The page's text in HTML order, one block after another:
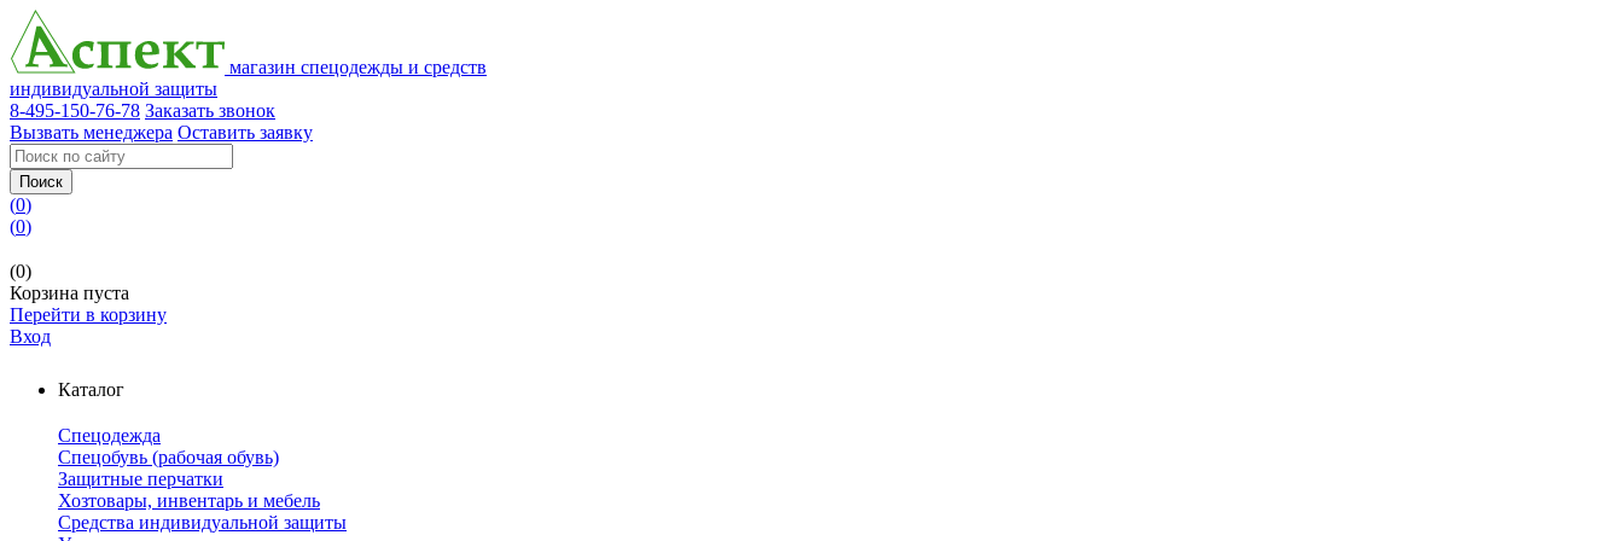
магазин спецодежды и средств
индивидуальной защиты
8-495-150-76-78 Заказать звонок
Вызвать менеджера Оставить заявку
Поиск
(0)
(0)
(0)
Корзина пуста
Перейти в корзину
Вход
Каталог
Спецодежда
Спецобувь (рабочая обувь)
Защитные перчатки
Хозтовары, инвентарь и мебель
Средства индивидуальной защиты